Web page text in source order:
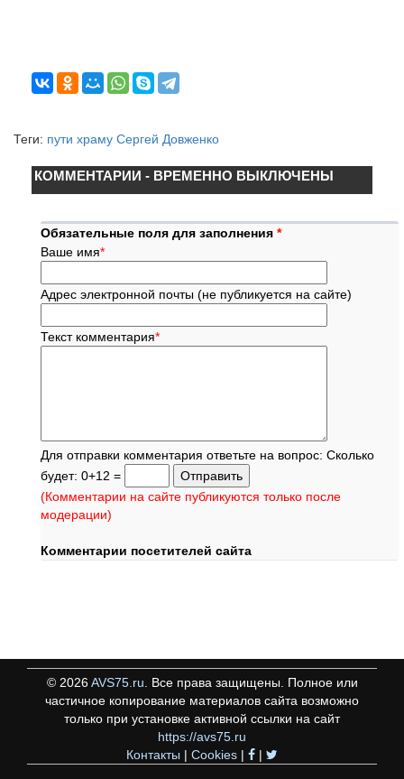
Теги: пути храму Сергей Довженко
КОММЕНТАРИИ - ВРЕМЕННО ВЫКЛЮЧЕНЫ
Обязательные поля для заполнения *
Ваше имя*
Адрес электронной почты (не публикуется на сайте)
Текст комментария*
Для отправки комментария ответьте на вопрос: Сколько
будет: 0+12 =
(Комментарии на сайте публикуются только после
модерации)
Комментарии посетителей сайта
© 2026 AVS75.ru . Все права защищены. Полное или
частичное копирование материалов сайта возможно
только при установке активной ссылки на сайт
https://avs75.ru
Контакты | Cookies | |